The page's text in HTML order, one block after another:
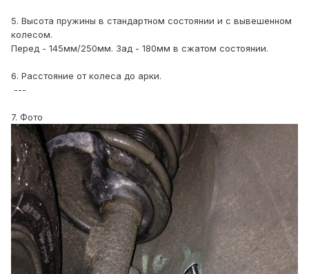
5. Высота пружины в стандартном состоянии и с вывешенном
колесом.
Перед - 145мм/250мм. Зад - 180мм в сжатом состоянии.
6. Расстояние от колеса до арки.
---
7. Фото